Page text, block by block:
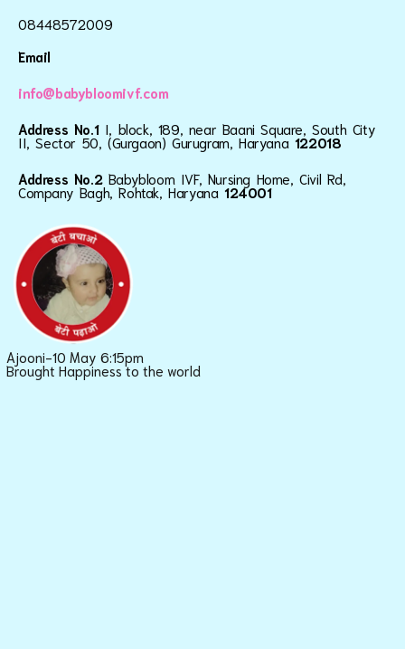
08448572009
Email
info@babybloomivf.com
Address No.1 I, block, 189, near Baani Square, South City
II, Sector 50, (Gurgaon) Gurugram, Haryana 122018
Address No.2 Babybloom IVF, Nursing Home, Civil Rd,
Company Bagh, Rohtak, Haryana124001
Ajooni-10 May 6:15pm
Brought Happiness to the world